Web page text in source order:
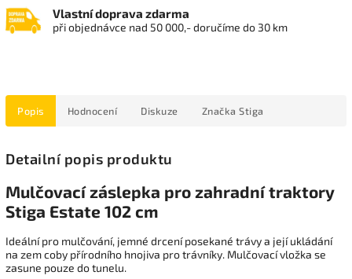
Vlastní doprava zdarma
při objednávce nad 50 000,- doručíme do 30 km
Popis Hodnocení Diskuze Značka Stiga
Detailní popis produktu
Mulčovací záslepka pro zahradní traktory
Stiga Estate 102 cm
Ideální pro mulčování, jemné drcení posekané trávy a její ukládání
na zem coby přírodního hnojiva pro trávníky. Mulčovací vložka se
zasune pouze do tunelu.